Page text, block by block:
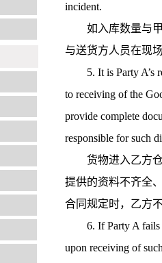
incident.
如入库数量与甲
与送货方人员在现
5. It is Party A’s
to receiving of the
provide complete
responsible for such
货物进入乙方仓
提供的资料不齐全
合同规定时，乙方
6. If Party A fails to
upon receiving of